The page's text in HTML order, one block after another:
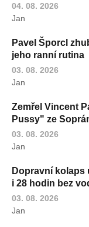
04. 08. 2026
Jan
Pavel Šporcl
jeho ranní rutina
03. 08. 2026
Jan
Zemřel Vincent
Pussy" ze
03. 08. 2026
Jan
Dopravní kolaps
i 28 hodin bez
03. 08. 2026
Jan